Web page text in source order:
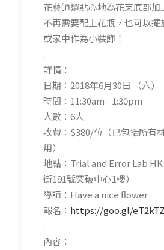
花藝師還貼心地為花束底部加
不再需要配上花瓶，也可以擺
或家中作為小裝飾！
.
詳情：
日期：2018年6月30日 （六）
時間：11:30am - 1:30pm
人數：6人
收費：$380/位（已包括所有
用）
地點：Trial and Error Lab
街191號突破中心1樓）
導師：Have a nice flower
報名： https://goo.gl/eT2kTZ
.
內容：